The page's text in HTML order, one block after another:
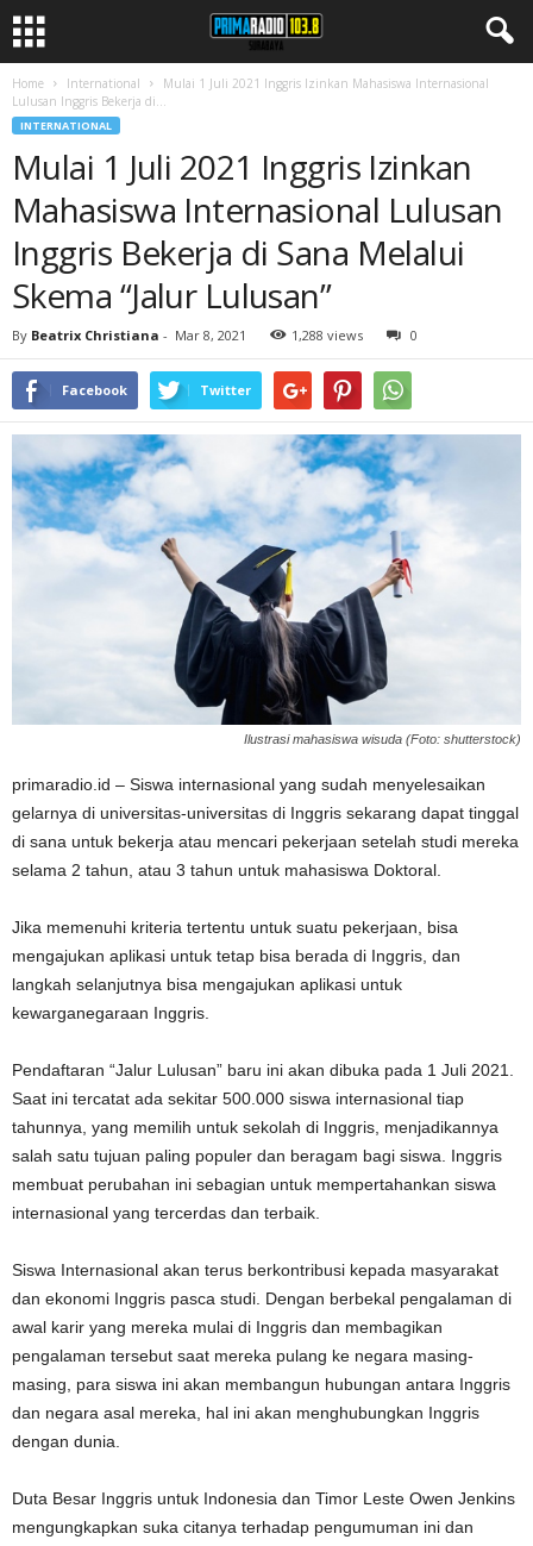
Home International
Mulai 1 Juli 2021 Inggris Izinkan Mahasiswa Internasional
Lulusan Inggris Bekerja di...
INTERNATIONAL
Mulai 1 Juli 2021 Inggris Izinkan
Mahasiswa Internasional Lulusan
Inggris Bekerja di Sana Melalui
Skema “Jalur Lulusan”
By Beatrix Christiana - Mar 8, 2021 1,288 views 0
Facebook Twitter
Ilustrasi mahasiswa wisuda (Foto: shutterstock)
primaradio.id – Siswa internasional yang sudah menyelesaikan
gelarnya di universitas-universitas di Inggris sekarang dapat tinggal
di sana untuk bekerja atau mencari pekerjaan setelah studi mereka
selama 2 tahun, atau 3 tahun untuk mahasiswa Doktoral.
Jika memenuhi kriteria tertentu untuk suatu pekerjaan, bisa
mengajukan aplikasi untuk tetap bisa berada di Inggris, dan
langkah selanjutnya bisa mengajukan aplikasi untuk
kewarganegaraan Inggris.
Pendaftaran “Jalur Lulusan” baru ini akan dibuka pada 1 Juli 2021.
Saat ini tercatat ada sekitar 500.000 siswa internasional tiap
tahunnya, yang memilih untuk sekolah di Inggris, menjadikannya
salah satu tujuan paling populer dan beragam bagi siswa. Inggris
membuat perubahan ini sebagian untuk mempertahankan siswa
internasional yang tercerdas dan terbaik.
Siswa Internasional akan terus berkontribusi kepada masyarakat
dan ekonomi Inggris pasca studi. Dengan berbekal pengalaman di
awal karir yang mereka mulai di Inggris dan membagikan
pengalaman tersebut saat mereka pulang ke negara masing-
masing, para siswa ini akan membangun hubungan antara Inggris
dan negara asal mereka, hal ini akan menghubungkan Inggris
dengan dunia.
Duta Besar Inggris untuk Indonesia dan Timor Leste Owen Jenkins
mengungkapkan suka citanya terhadap pengumuman ini dan